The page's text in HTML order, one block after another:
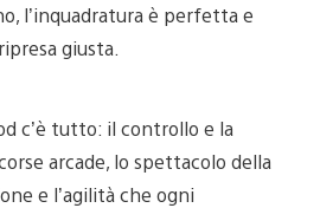
l’inquadratura è perfetta e
giusta.
c’è tutto: il controllo e la
arcade, lo spettacolo della
e l’agilità che ogni